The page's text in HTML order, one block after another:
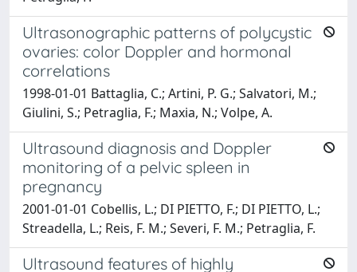
Ultrasonographic patterns of polycystic
ovaries: color Doppler and hormonal
correlations
1998-01-01 Battaglia, C.; Artini, P. G.; Salvatori, M.;
Giulini, S.; Petraglia, F.; Maxia, N.; Volpe, A.
Ultrasound diagnosis and Doppler
monitoring of a pelvic spleen in
pregnancy
2001-01-01 Cobellis, L.; DI PIETTO, F.; DI PIETTO, L.;
Streadella, L.; Reis, F. M.; Severi, F. M.; Petraglia, F.
Ultrasound features of highly